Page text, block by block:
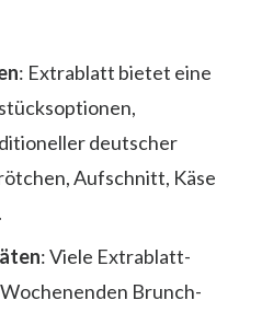
: Extrablatt bietet eine
deutscher
Aufschnitt, Käse
: Viele Extrablatt-
Brunch-